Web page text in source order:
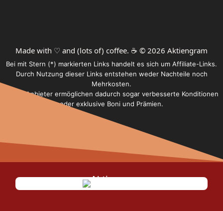
Made with ♡ and (lots of) coffee. ☕️ © 2026 Aktiengram
Bei mit Stern (*) markierten Links handelt es sich um Affiliate-Links.
Durch Nutzung dieser Links entstehen weder Nachteile noch
Mehrkosten.
Einige Anbieter ermöglichen dadurch sogar verbesserte Konditionen
oder exklusive Boni und Prämien.